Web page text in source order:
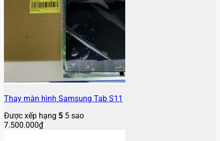
Thay màn hình Samsung Tab S11
Được xếp hạng 5 5 sao
7.500.000₫